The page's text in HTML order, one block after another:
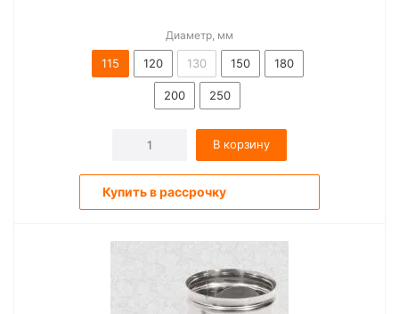
Диаметр, мм
115 120 130 150 180
200 250
В корзину
Купить в рассрочку